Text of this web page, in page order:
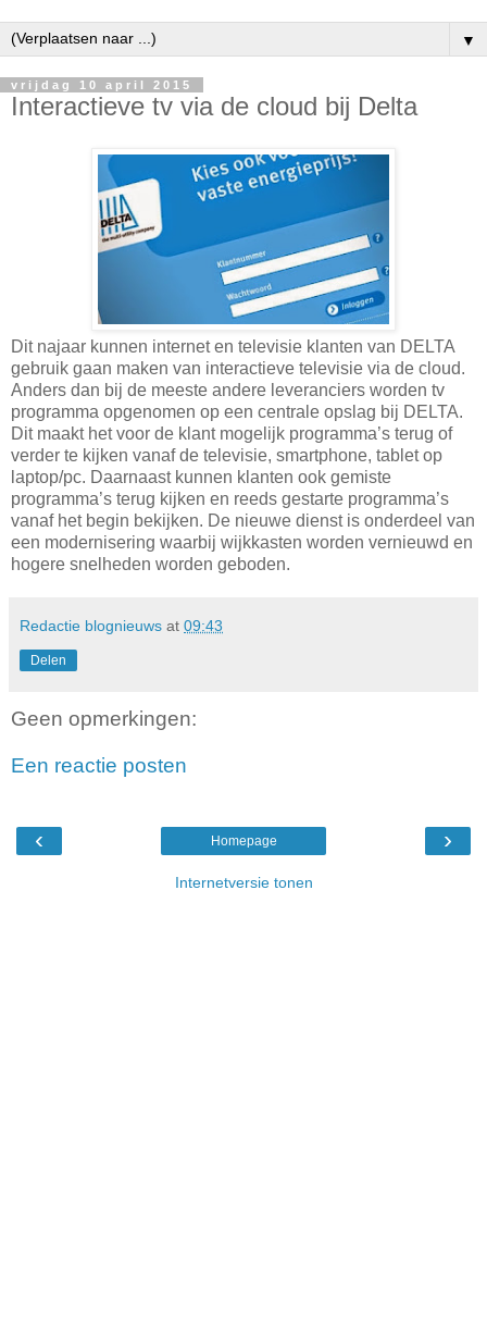
▼
vrijdag 10 april 2015
Interactieve tv via de cloud bij Delta
Dit najaar kunnen internet en televisie klanten van DELTA
gebruik gaan maken van interactieve televisie via de cloud.
Anders dan bij de meeste andere leveranciers worden tv
programma opgenomen op een centrale opslag bij DELTA.
Dit maakt het voor de klant mogelijk programma’s terug of
verder te kijken vanaf de televisie, smartphone, tablet op
laptop/pc. Daarnaast kunnen klanten ook gemiste
programma’s terug kijken en reeds gestarte programma’s
vanaf het begin bekijken. De nieuwe dienst is onderdeel van
een modernisering waarbij wijkkasten worden vernieuwd en
hogere snelheden worden geboden.
Redactie blognieuws at 09:43
Delen
Geen opmerkingen:
Een reactie posten
‹ ›
Homepage
Internetversie tonen